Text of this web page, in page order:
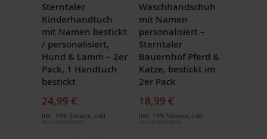
Sterntaler
Kinderhandtuch
mit Namen bestickt
/ personalisiert,
Hund & Lamm – 2er
Pack, 1 Handtuch
bestickt
24,99 €
Inkl. 19% Steuern, exkl.
Versandkosten
Waschhandschuh
mit Namen
personalisiert –
Sterntaler
Bauernhof Pferd &
Katze, bestickt im
2er Pack
18,99 €
Inkl. 19% Steuern, exkl.
Versandkosten